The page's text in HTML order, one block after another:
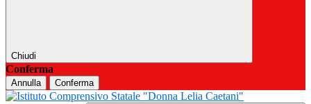
Chiudi
Conferma
Annulla Conferma